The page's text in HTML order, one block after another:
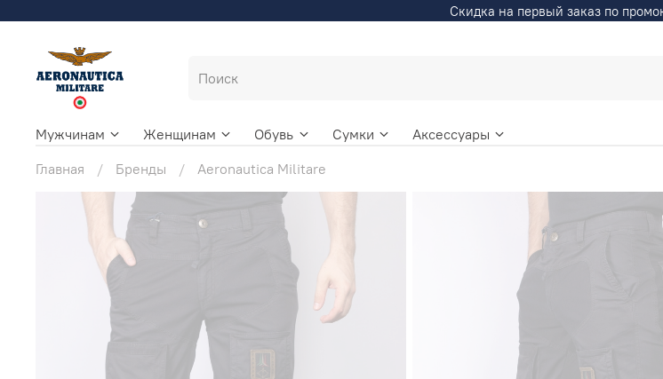
Скидка на первый заказ по
Мужчинам Женщинам Обувь Сумки
Аксессуары
Главная
Бренды Aeronautica Militare